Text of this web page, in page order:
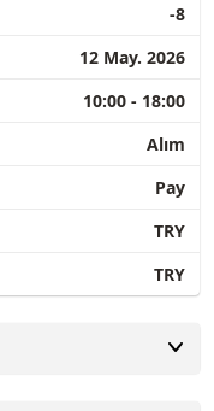
-8
12 May. 2026
10:00 - 18:00
Alım
Pay
TRY
TRY